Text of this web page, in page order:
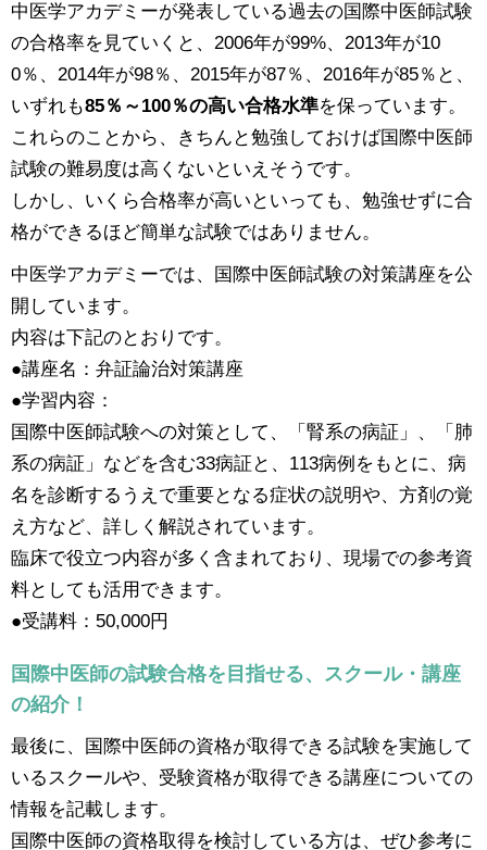
中医学アカデミーが発表している過去の国際中医師試験
の合格率を見ていくと、2006年が99%、2013年が10
0％、2014年が98％、2015年が87％、2016年が85％と、
いずれも85％～100％の高い合格水準を保っています。
これらのことから、きちんと勉強しておけば国際中医師
試験の難易度は高くないといえそうです。
しかし、いくら合格率が高いといっても、勉強せずに合
格ができるほど簡単な試験ではありません。
中医学アカデミーでは、国際中医師試験の対策講座を公
開しています。
内容は下記のとおりです。
●講座名：弁証論治対策講座
●学習内容：
国際中医師試験への対策として、「腎系の病証」、「肺
系の病証」などを含む33病証と、113病例をもとに、病
名を診断するうえで重要となる症状の説明や、方剤の覚
え方など、詳しく解説されています。
臨床で役立つ内容が多く含まれており、現場での参考資
料としても活用できます。
●受講料：50,000円
国際中医師の試験合格を目指せる、スクール・講座
の紹介！
最後に、国際中医師の資格が取得できる試験を実施して
いるスクールや、受験資格が取得できる講座についての
情報を記載します。
国際中医師の資格取得を検討している方は、ぜひ参考に